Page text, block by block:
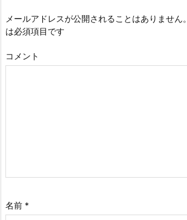
メールアドレスが公開されることはありません。
は必須項目です
コメント
名前 *